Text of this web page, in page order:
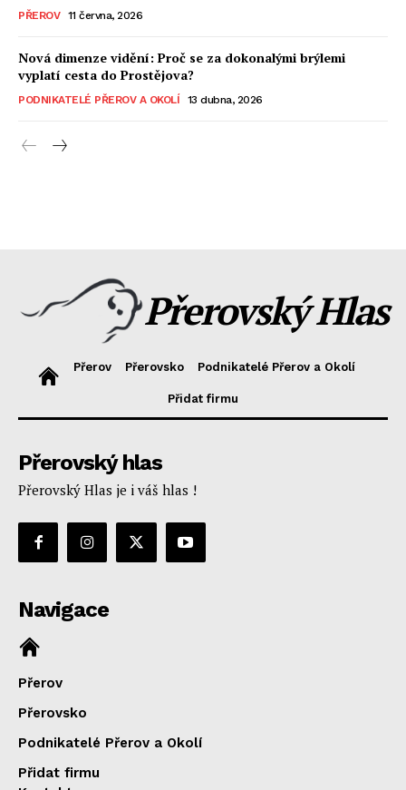
PŘEROV 11 června, 2026
Nová dimenze vidění: Proč se za dokonalými brýlemi
vyplatí cesta do Prostějova?
PODNIKATELÉ PŘEROV A OKOLÍ 13 dubna, 2026
Přerovský Hlas
Přerov Přerovsko Podnikatelé Přerov a Okolí
Přidat firmu
Přerovský hlas
Přerovský Hlas je i váš hlas !
Navigace
Přerov
Přerovsko
Podnikatelé Přerov a Okolí
Přidat firmu